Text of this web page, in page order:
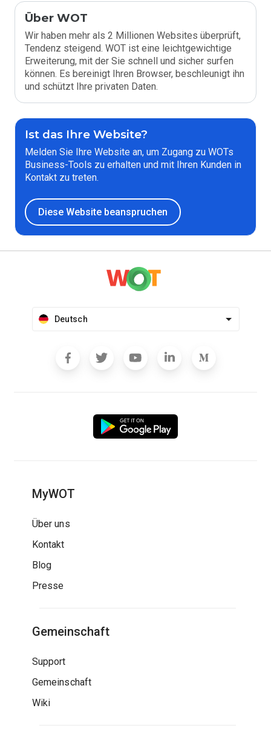
Über WOT
Wir haben mehr als 2 Millionen Websites überprüft,
Tendenz steigend. WOT ist eine leichtgewichtige
Erweiterung, mit der Sie schnell und sicher surfen
können. Es bereinigt Ihren Browser, beschleunigt ihn
und schützt Ihre privaten Daten.
Ist das Ihre Website?
Melden Sie Ihre Website an, um Zugang zu WOTs
Business-Tools zu erhalten und mit Ihren Kunden in
Kontakt zu treten.
Diese Website beanspruchen
Deutsch
MyWOT
Über uns
Kontakt
Blog
Presse
Gemeinschaft
Support
Gemeinschaft
Wiki